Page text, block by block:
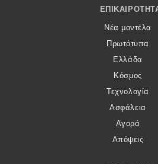
Footer Menu
Νέα μοντέλα
Πρωτότυπα
Ελλάδα
Κόσμος
Τεχνολογία
Ασφάλεια
Αγορά
Απόψεις